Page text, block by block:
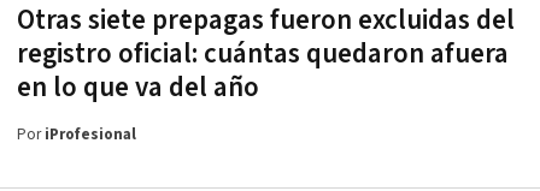
Otras siete prepagas fueron excluidas del
registro oficial: cuántas quedaron afuera
en lo que va del año
PoriProfesional